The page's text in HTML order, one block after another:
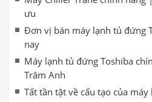
ưu
Đơn vị bán máy lạnh tủ đứng
nay
Máy lạnh tủ đứng Toshiba
Trâm Anh
Tất tần tật về cấu tạo của